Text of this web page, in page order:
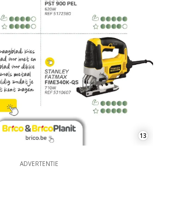
13
ADVERTENTIE